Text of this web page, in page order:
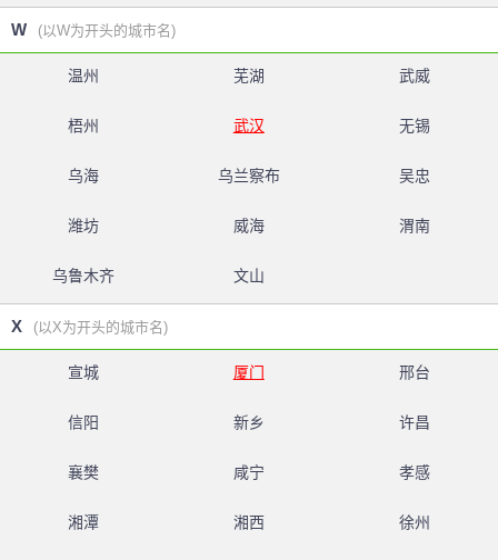
W (以W为开头的城市名)
温州 芜湖 武威
梧州 武汉 无锡
乌海 乌兰察布 吴忠
潍坊 威海 渭南
乌鲁木齐 文山
X (以X为开头的城市名)
宣城 厦门 邢台
信阳 新乡 许昌
襄樊 咸宁 孝感
湘潭 湘西 徐州